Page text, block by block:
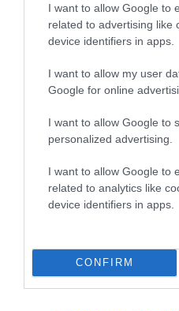
I want to allow Google to
related to advertising like
device identifiers in apps.
I want to allow my user
Google for online
I want to allow Google to
personalized advertising.
I want to allow Google to
related to analytics like
device identifiers in apps.
CONFIRM
09/08/
08/08/
Από
και